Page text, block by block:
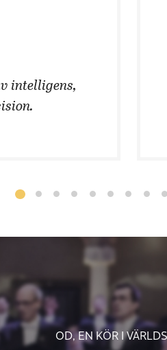
intelligens,
OD, EN KÖR I